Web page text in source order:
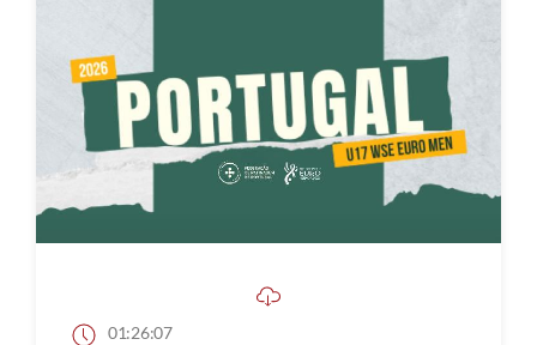
01:26:07